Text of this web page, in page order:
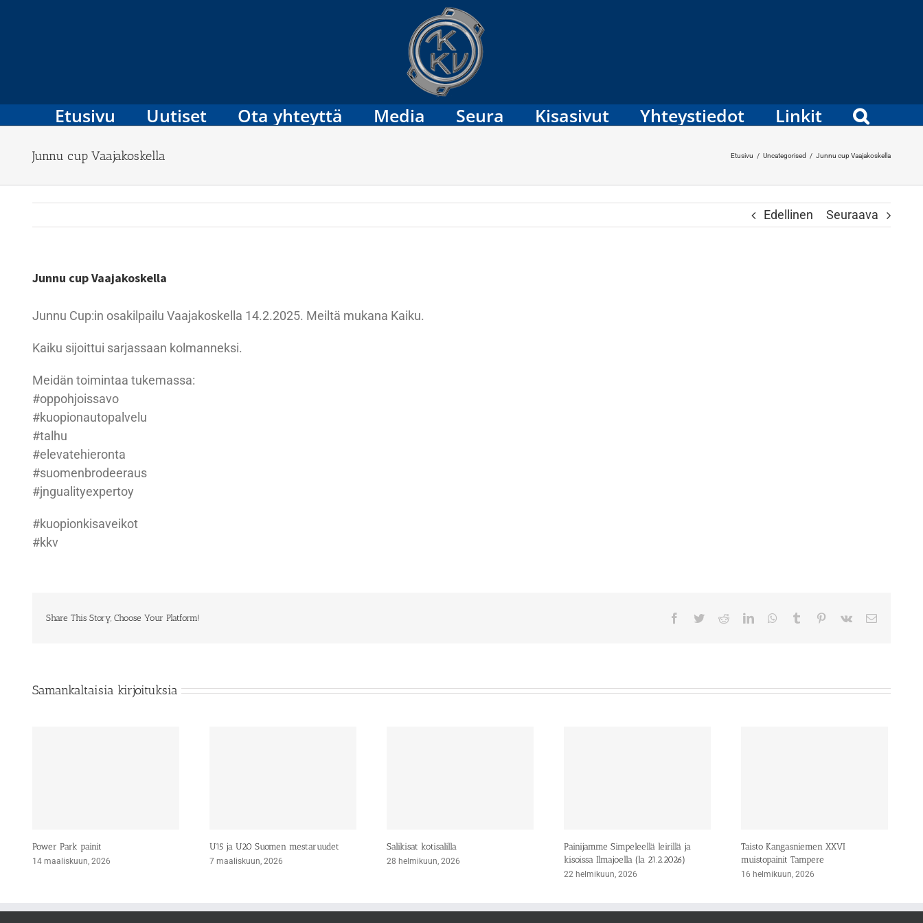
Etusivu Uutiset Ota yhteyttä Media Seura Kisasivut Yhteystiedot Linkit
Junnu cup Vaajakoskella Etusivu / Uncategorised / Junnu cup Vaajakoskella
Edellinen Seuraava
Junnu cup Vaajakoskella
Junnu Cup:in osakilpailu Vaajakoskella 14.2.2025. Meiltä mukana Kaiku.
Kaiku sijoittui sarjassaan kolmanneksi.
Meidän toimintaa tukemassa:
#oppohjoissavo
#kuopionautopalvelu
#talhu
#elevatehieronta
#suomenbrodeeraus
#jngualityexpertoy
#kuopionkisaveikot
#kkv
Share This Story, Choose Your Platform! Facebook
TwitterRedditLinkedInWhatsApp
Tumblr Pinterest
Vk
Samankaltaisia kirjoituksia
Power Park painit
14 maaliskuun, 2026
U15 ja U20 Suomen mestaruudet
7 maaliskuun, 2026
Salikisat kotisalilla
28 helmikuun, 2026
Painijamme Simpeleellä leirillä ja
kisoissa Ilmajoella (la 21.2.2026)
22 helmikuun, 2026
Taisto Kangasniemen XXVI
muistopainit Tampere
16 helmikuun, 2026